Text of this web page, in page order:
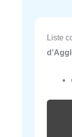
Liste